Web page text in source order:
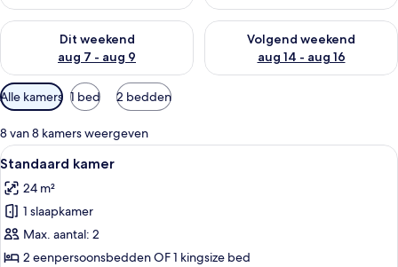
Dit weekend
aug 7 - aug 9
De beschikbaarheid controleren voor dit weekend aug 7 -
Volgend weekend
aug 14 - aug 16
De beschikbaarheid
Beschikbare
filters
voor
kamers
Alle kamers 1 bed 2 bedden
8 van 8 kamers weergeven
Alle
foto's
voor
Standaard
kamer
laden
Een moderne hotelkamer met een
10
Standaard kamer
24 m²
1 slaapkamer
Max. aantal: 2
2 eenpersoonsbedden OF 1 kingsize bed